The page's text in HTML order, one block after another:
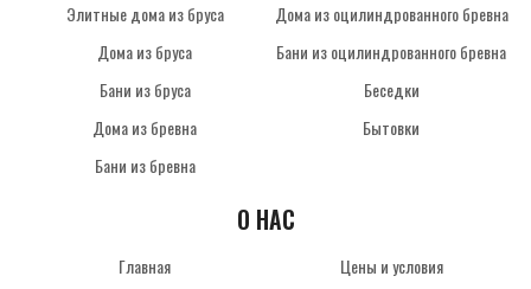
Элитные дома из бруса
Дома из бруса
Бани из бруса
Дома из бревна
Бани из бревна
Дома из оцилиндрованного бревна
Бани из оцилиндрованного бревна
Беседки
Бытовки
О НАС
Главная
Цены и условия